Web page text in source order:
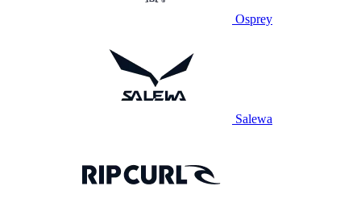
Osprey
Salewa